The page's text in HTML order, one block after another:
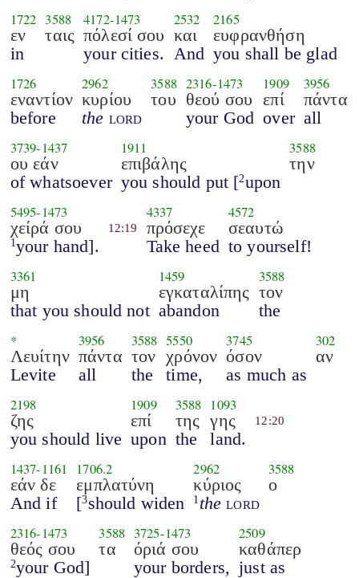
1722
εν
in
3588
ταις
4172-1473
πόλεσί σου
your cities.
2532
και
And
2165
ευφρανθήση
you shall be glad
1726
εναντίον
before
2962
κυρίου
the lord
3588
του
2316-1473
θεού σου
your God
1909
επί
over
3956
πάντα
all
3739-1437
ου εάν
of whatsoever
1911
επιβάλης
you should put [2upon
3588
την
5495-1473
χείρά σου
1 your hand].
12:19
4337
πρόσεχε
Take heed
4572
σεαυτώ
to yourself!
3361
μη
that you should not
1459
εγκαταλίπης
abandon
3588
τον
the
*
Λευίτην
Levite
3956
πάντα
all
3588
τον
the
5550
χρόνον
time,
3745
όσον
as much as
302
αν
2198
ζης
you should live
1909
επί
upon
3588
της
the
1093
γης
land.
12:20
1437-1161
εάν δε
And if
1706.2
εμπλατύνη
[3should widen
2962
κύριος
1 the lord
3588
ο
2316-1473
θεός σου
2your God]
3588
τα
3725-1473
όριά σου
your borders,
2509
καθάπερ
just as